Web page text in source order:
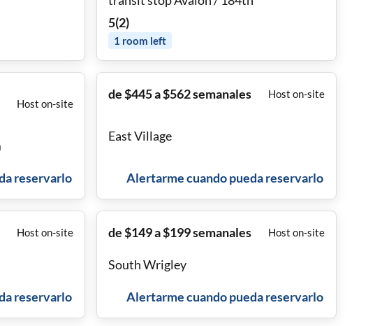
5(2)
1 room left
Host on-site
reservarlo
de $445 a $562 semanales Host on-site
East Village
Alertarme cuando pueda reservarlo
Host on-site
reservarlo
de $149 a $199 semanales Host on-site
South Wrigley
Alertarme cuando pueda reservarlo